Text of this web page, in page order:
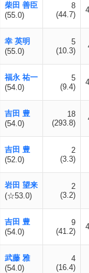
柴田 善臣
(55.0)
8
(44.7)
幸 英明
(55.0)
5
(10.3)
福永 祐一
(54.0)
5
(9.4)
吉田 豊
(54.0)
18
(293.8)
吉田 豊
(52.0)
2
(3.3)
岩田 望来
(☆53.0)
2
(3.2)
吉田 豊
(54.0)
9
(41.2)
武藤 雅
(54.0)
4
(16.4)